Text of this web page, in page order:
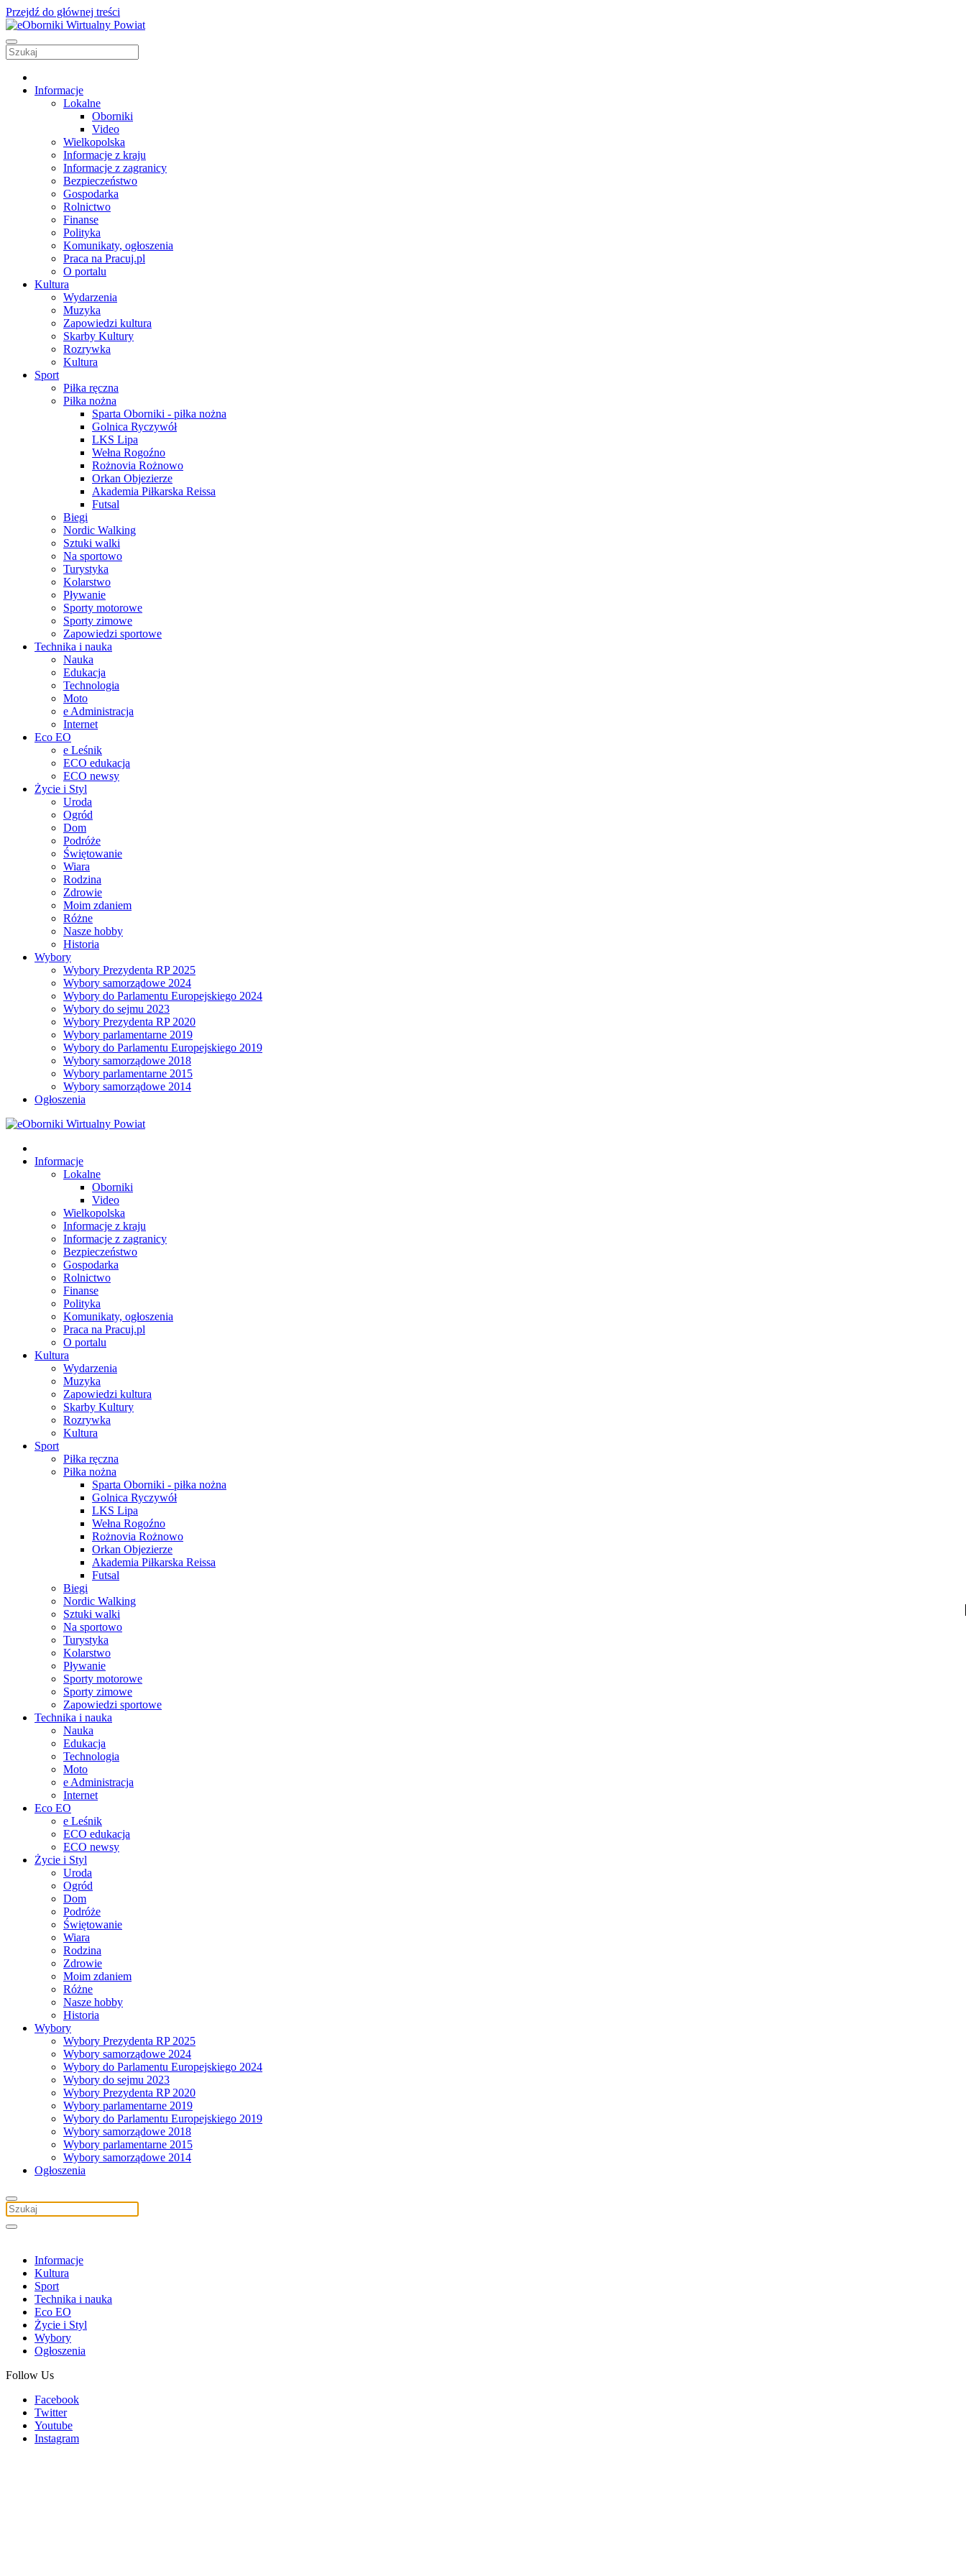
Przejdź do głównej treści
Informacje
Lokalne
Oborniki
Video
Wielkopolska
Informacje z kraju
Informacje z zagranicy
Bezpieczeństwo
Gospodarka
Rolnictwo
Finanse
Polityka
Komunikaty, ogłoszenia
Praca na Pracuj.pl
O portalu
Kultura
Wydarzenia
Muzyka
Zapowiedzi kultura
Skarby Kultury
Rozrywka
Kultura
Sport
Piłka ręczna
Piłka nożna
Sparta Oborniki - piłka nożna
Golnica Ryczywół
LKS Lipa
Wełna Rogoźno
Rożnovia Rożnowo
Orkan Objezierze
Akademia Piłkarska Reissa
Futsal
Biegi
Nordic Walking
Sztuki walki
Na sportowo
Turystyka
Kolarstwo
Pływanie
Sporty motorowe
Sporty zimowe
Zapowiedzi sportowe
Technika i nauka
Nauka
Edukacja
Technologia
Moto
e Administracja
Internet
Eco EO
e Leśnik
ECO edukacja
ECO newsy
Życie i Styl
Uroda
Ogród
Dom
Podróże
Świętowanie
Wiara
Rodzina
Zdrowie
Moim zdaniem
Różne
Nasze hobby
Historia
Wybory
Wybory Prezydenta RP 2025
Wybory samorządowe 2024
Wybory do Parlamentu Europejskiego 2024
Wybory do sejmu 2023
Wybory Prezydenta RP 2020
Wybory parlamentarne 2019
Wybory do Parlamentu Europejskiego 2019
Wybory samorządowe 2018
Wybory parlamentarne 2015
Wybory samorządowe 2014
Ogłoszenia
Informacje
Lokalne
Oborniki
Video
Wielkopolska
Informacje z kraju
Informacje z zagranicy
Bezpieczeństwo
Gospodarka
Rolnictwo
Finanse
Polityka
Komunikaty, ogłoszenia
Praca na Pracuj.pl
O portalu
Kultura
Wydarzenia
Muzyka
Zapowiedzi kultura
Skarby Kultury
Rozrywka
Kultura
Sport
Piłka ręczna
Piłka nożna
Sparta Oborniki - piłka nożna
Golnica Ryczywół
LKS Lipa
Wełna Rogoźno
Rożnovia Rożnowo
Orkan Objezierze
Akademia Piłkarska Reissa
Futsal
Biegi
Nordic Walking
Sztuki walki
Na sportowo
Turystyka
Kolarstwo
Pływanie
Sporty motorowe
Sporty zimowe
Zapowiedzi sportowe
Technika i nauka
Nauka
Edukacja
Technologia
Moto
e Administracja
Internet
Eco EO
e Leśnik
ECO edukacja
ECO newsy
Życie i Styl
Uroda
Ogród
Dom
Podróże
Świętowanie
Wiara
Rodzina
Zdrowie
Moim zdaniem
Różne
Nasze hobby
Historia
Wybory
Wybory Prezydenta RP 2025
Wybory samorządowe 2024
Wybory do Parlamentu Europejskiego 2024
Wybory do sejmu 2023
Wybory Prezydenta RP 2020
Wybory parlamentarne 2019
Wybory do Parlamentu Europejskiego 2019
Wybory samorządowe 2018
Wybory parlamentarne 2015
Wybory samorządowe 2014
Ogłoszenia
Informacje
Kultura
Sport
Technika i nauka
Eco EO
Życie i Styl
Wybory
Ogłoszenia
Follow Us
Facebook
Twitter
Youtube
Instagram